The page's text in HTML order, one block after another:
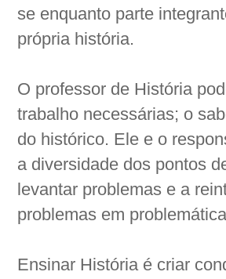
se enquanto parte
própria história.
O professor de História
trabalho necessárias; o
do histórico. Ele e o
a diversidade dos pontos
levantar problemas e a
problemas em
Ensinar História é criar